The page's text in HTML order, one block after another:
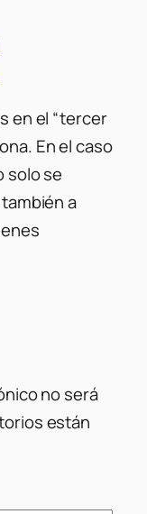
en el “tercer
En el caso
solo se
a
no será
están